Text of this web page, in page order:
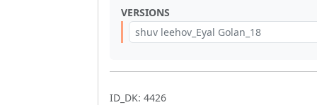
VERSIONS
shuv leehov_Eyal Golan_18
ID_DK: 4426